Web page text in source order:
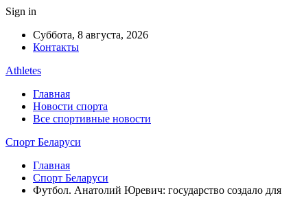
Sign in
Суббота, 8 августа, 2026
Контакты
Athletes
Главная
Новости спорта
Все спортивные новости
Спорт Беларуси
Главная
Спорт Беларуси
Футбол. Анатолий Юревич: государство создало